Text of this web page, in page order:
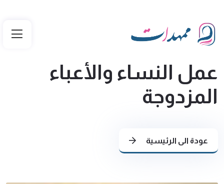
عمل النساء والأعباء
المزدوجة
عودة الى الرئيسية